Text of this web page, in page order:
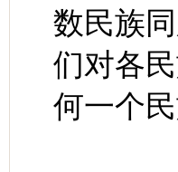
数民族
们对各
何一个